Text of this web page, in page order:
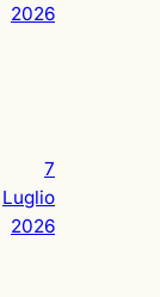
2026
7
Luglio
2026